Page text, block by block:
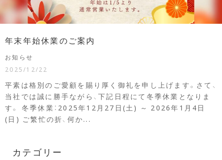
年末年始休業のご案内
お知らせ
2025/12/22
平素は格別のご愛顧を賜り厚く御礼を申し上げます。さて、
当社では誠に勝手ながら、下記日程にて冬季休業となりま
す。 冬季休業：2025年12月27日(土) ～ 2026年1月4日
(日) ご繁忙の折、何か...
カテゴリー